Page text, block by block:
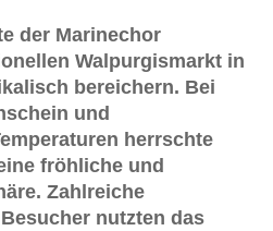
der Marinechor
Walpurgismarkt in
bereichern. Bei
und
herrschte
fröhliche und
Zahlreiche
nutzten das